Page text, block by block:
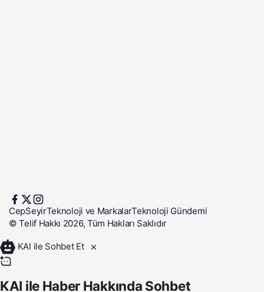
CepSeyirTeknoloji ve MarkalarTeknoloji Gündemi
© Telif Hakkı 2026, Tüm Hakları Saklıdır
KAI ile Sohbet Et
KAI ile Haber Hakkında Sohbet